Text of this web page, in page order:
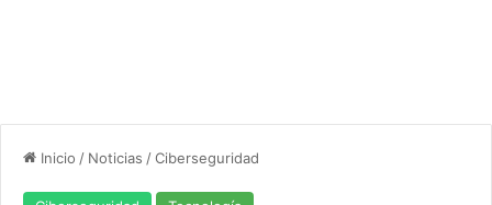
Inicio / Noticias /Ciberseguridad